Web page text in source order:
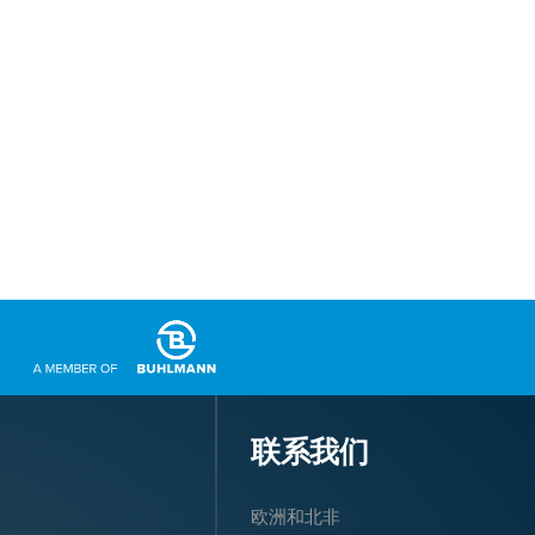
联系我们
欧洲和北非